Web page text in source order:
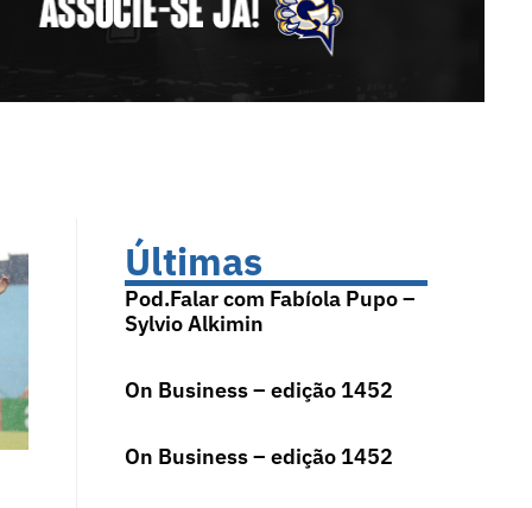
Últimas
Pod.Falar com Fabíola Pupo –
Sylvio Alkimin
On Business – edição 1452
On Business – edição 1452